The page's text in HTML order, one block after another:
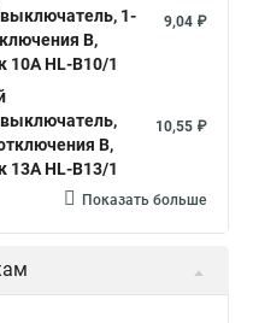
1-
B,
10А HL-B10/1
9,04 ₽
B,
13А HL-B13/1
10,55 ₽
Показать больше